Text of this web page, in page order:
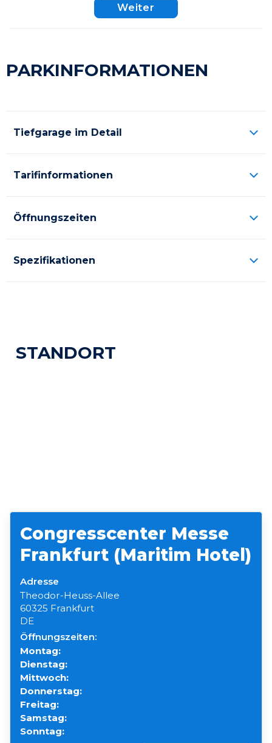
Weiter
PARKINFORMATIONEN
Tiefgarage im Detail
Tarifinformationen
Öffnungszeiten
Spezifikationen
STANDORT
Congresscenter Messe
Frankfurt (Maritim Hotel)
Adresse
Theodor-Heuss-Allee
60325 Frankfurt
DE
Öffnungszeiten:
Montag:
Dienstag:
Mittwoch:
Donnerstag:
Freitag:
Samstag:
Sonntag: